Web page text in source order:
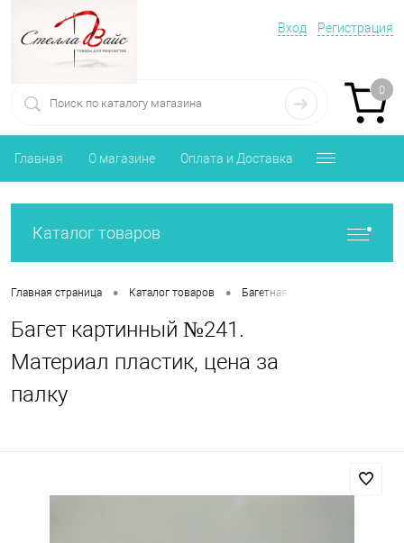
Вход Регистрация
0
Главная О магазине Оплата и Доставка
Каталог товаров
Главная страница • Каталог товаров • Багетная мастерская
Багет картинный №241.
Материал пластик, цена за
палку